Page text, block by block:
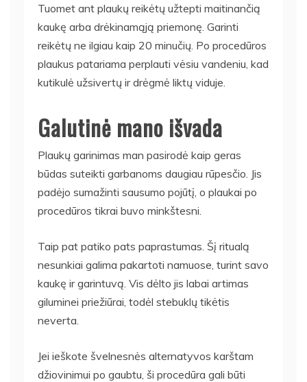
Tuomet ant plaukų reikėtų užtepti maitinančią
kaukę arba drėkinamąją priemonę. Garinti
reikėtų ne ilgiau kaip 20 minučių. Po procedūros
plaukus patariama perplauti vėsiu vandeniu, kad
kutikulė užsivertų ir drėgmė liktų viduje.
Galutinė mano išvada
Plaukų garinimas man pasirodė kaip geras
būdas suteikti garbanoms daugiau rūpesčio. Jis
padėjo sumažinti sausumo pojūtį, o plaukai po
procedūros tikrai buvo minkštesni.
Taip pat patiko pats paprastumas. Šį ritualą
nesunkiai galima pakartoti namuose, turint savo
kaukę ir garintuvą. Vis dėlto jis labai artimas
giluminei priežiūrai, todėl stebuklų tikėtis
neverta.
Jei ieškote švelnesnės alternatyvos karštam
džiovinimui po gaubtu, ši procedūra gali būti